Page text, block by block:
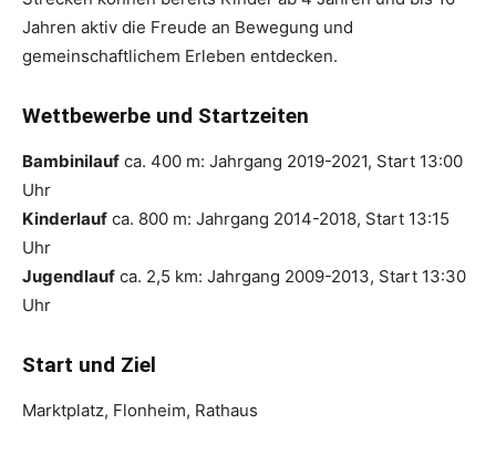
Jahren aktiv die Freude an Bewegung und
gemeinschaftlichem Erleben entdecken.
Wettbewerbe und Startzeiten
Bambinilauf ca. 400 m: Jahrgang 2019-2021, Start 13:00
Uhr
Kinderlauf ca. 800 m: Jahrgang 2014-2018, Start 13:15
Uhr
Jugendlauf ca. 2,5 km: Jahrgang 2009-2013, Start 13:30
Uhr
Start und Ziel
Marktplatz, Flonheim, Rathaus